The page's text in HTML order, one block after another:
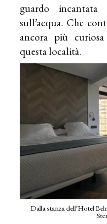
guardo
sull’acqua. Che
ancora più
questa località.
Dalla stanza dell’Hotel